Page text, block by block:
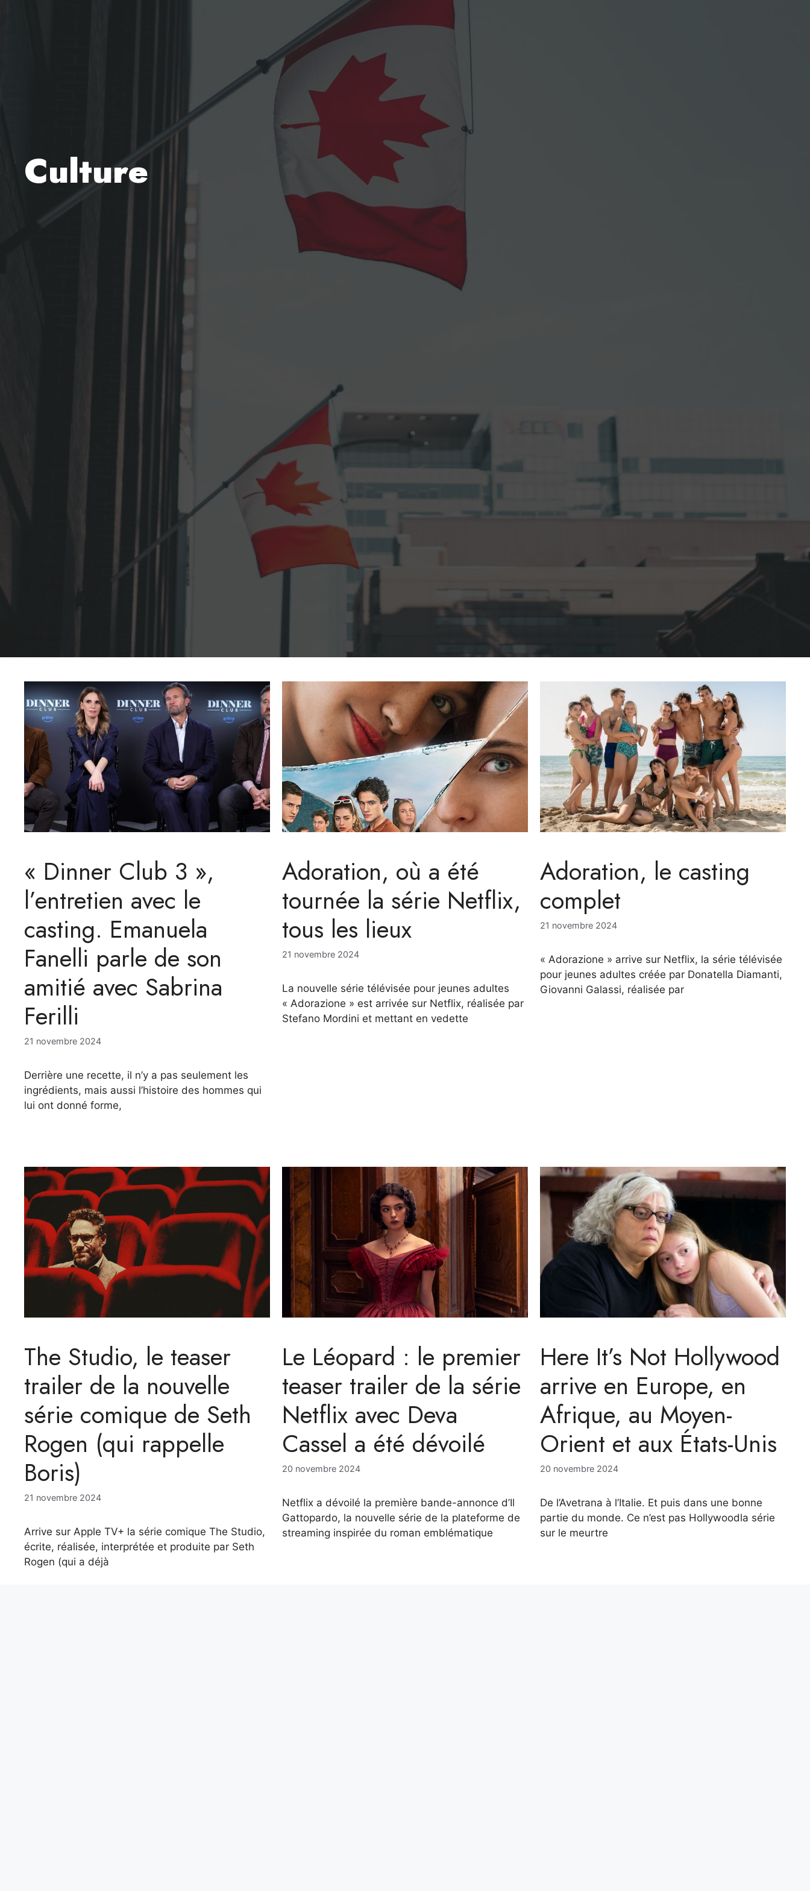
Culture
« Dinner Club 3 »,
l’entretien avec le
casting. Emanuela
Fanelli parle de son
amitié avec Sabrina
Ferilli
21 novembre 2024
Derrière une recette, il n’y a pas seulement les
ingrédients, mais aussi l’histoire des hommes qui
lui ont donné forme,
Adoration, où a été
tournée la série Netflix,
tous les lieux
21 novembre 2024
La nouvelle série télévisée pour jeunes adultes
« Adorazione » est arrivée sur Netflix, réalisée par
Stefano Mordini et mettant en vedette
Adoration, le casting
complet
21 novembre 2024
« Adorazione » arrive sur Netflix, la série télévisée
pour jeunes adultes créée par Donatella Diamanti,
Giovanni Galassi, réalisée par
The Studio, le teaser
trailer de la nouvelle
série comique de Seth
Rogen (qui rappelle
Boris)
21 novembre 2024
Arrive sur Apple TV+ la série comique The Studio,
écrite, réalisée, interprétée et produite par Seth
Rogen (qui a déjà
Le Léopard : le premier
teaser trailer de la série
Netflix avec Deva
Cassel a été dévoilé
20 novembre 2024
Netflix a dévoilé la première bande-annonce d’Il
Gattopardo, la nouvelle série de la plateforme de
streaming inspirée du roman emblématique
Here It’s Not Hollywood
arrive en Europe, en
Afrique, au Moyen-
Orient et aux États-Unis
20 novembre 2024
De l’Avetrana à l’Italie. Et puis dans une bonne
partie du monde. Ce n’est pas Hollywoodla série
sur le meurtre